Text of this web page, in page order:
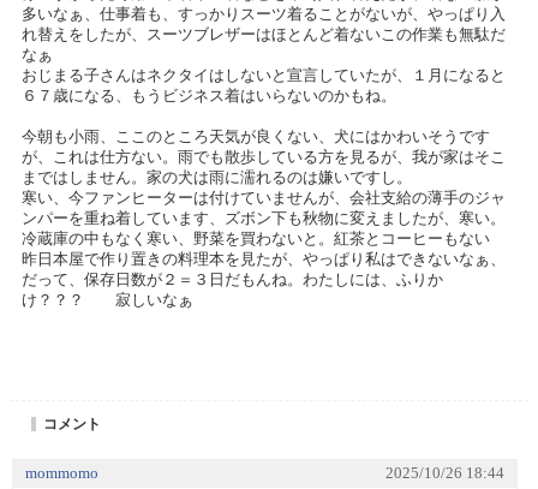
多いなぁ、仕事着も、すっかりスーツ着ることがないが、やっぱり入
れ替えをしたが、スーツブレザーはほとんど着ないこの作業も無駄だ
なぁ
おじまる子さんはネクタイはしないと宣言していたが、１月になると
６７歳になる、もうビジネス着はいらないのかもね。
今朝も小雨、ここのところ天気が良くない、犬にはかわいそうです
が、これは仕方ない。雨でも散歩している方を見るが、我が家はそこ
まではしません。家の犬は雨に濡れるのは嫌いですし。
寒い、今ファンヒーターは付けていませんが、会社支給の薄手のジャ
ンパーを重ね着しています、ズボン下も秋物に変えましたが、寒い。
冷蔵庫の中もなく寒い、野菜を買わないと。紅茶とコーヒーもない
昨日本屋で作り置きの料理本を見たが、やっぱり私はできないなぁ、
だって、保存日数が２＝３日だもんね。わたしには、ふりか
け？？？ 寂しいなぁ
コメント
mommomo 2025/10/26 18:44